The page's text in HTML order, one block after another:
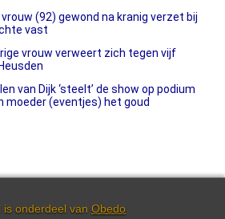
(92) gewond na kranig verzet bij
vast
vrouw verweert zich tegen vijf
van Dijk ‘steelt’ de show op podium
moeder (eventjes) het goud
onderdeel van Obedo